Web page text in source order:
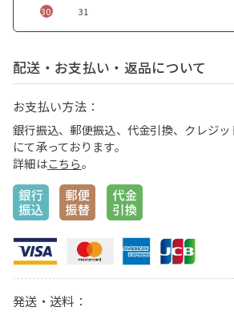
30
31
配送・お支払い・返品について
お支払い方法：
銀行振込、郵便振込、代金引換、クレジ
にて承っております。
詳細はこちら。
発送・送料：